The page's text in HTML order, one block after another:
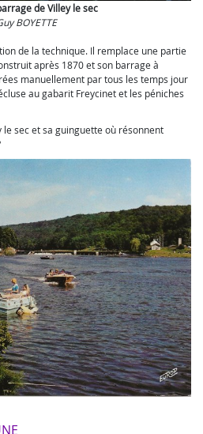
de Villey le sec
BOYETTE
de la technique. Il remplace une partie
après 1870 et son barrage à
manuellement par tous les temps jour
au gabarit Freycinet et les péniches
le sec et sa guinguette où résonnent